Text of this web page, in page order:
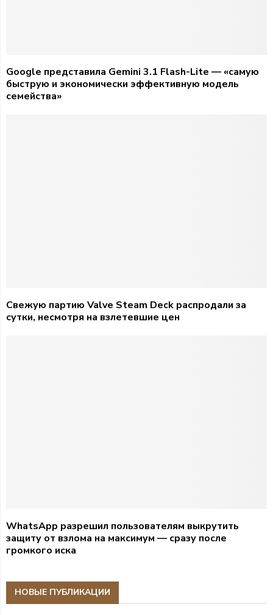
Google представила Gemini 3.1 Flash-Lite — «самую
быструю и экономически эффективную модель
семейства»
Свежую партию Valve Steam Deck распродали за
сутки, несмотря на взлетевшие цен
WhatsApp разрешил пользователям выкрутить
защиту от взлома на максимум — сразу после
громкого иска
НОВЫЕ ПУБЛИКАЦИИ